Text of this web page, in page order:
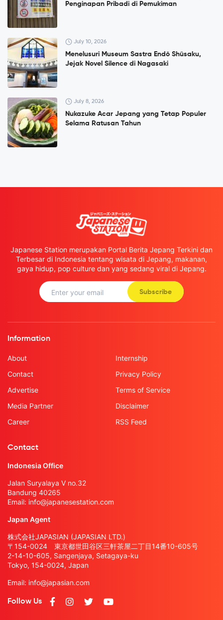
Penginapan Pribadi di Pemukiman
July 10, 2026
Menelusuri Museum Sastra Endō Shūsaku,
Jejak Novel Silence di Nagasaki
July 8, 2026
Nukazuke Acar Jepang yang Tetap Populer
Selama Ratusan Tahun
Japanese Station merupakan Portal Berita Jepang Terkini dan
Terbesar di Indonesia tentang wisata di Jepang, makanan,
gaya hidup, pop culture dan yang sedang viral di Jepang.
Subscribe
Information
About
Contact
Advertise
Media Partner
Career
Internship
Privacy Policy
Terms of Service
Disclaimer
RSS Feed
Contact
Indonesia Office
Jalan Suryalaya V no.32
Bandung 40265
Email: info@japanesestation.com
Japan Agent
株式会社JAPASIAN (JAPASIAN LTD.)
〒154-0024 東京都世田谷区三軒茶屋二丁目14番10-605号
2-14-10-605, Sangenjaya, Setagaya-ku
Tokyo, 154-0024, Japan
Email: info@japasian.com
Follow Us